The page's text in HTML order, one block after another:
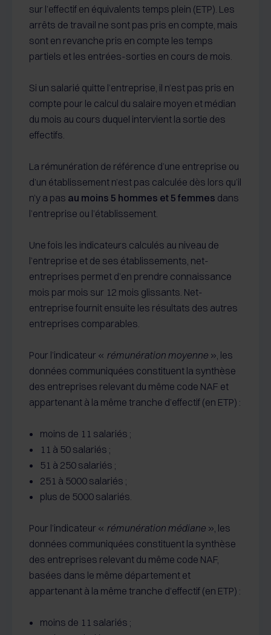
sur l’effectif en équivalents temps plein (ETP). Les
arrêts de travail ne sont pas pris en compte, mais
sont en revanche pris en compte les temps
partiels et les entrées-sorties en cours de mois.
Si un salarié quitte l’entreprise, il n’est pas pris en
compte pour le calcul du salaire moyen et médian
du mois au cours duquel intervient la sortie des
effectifs.
La rémunération de référence d’une entreprise ou
d’un établissement n’est pas calculée dès lors qu’il
n’y a pas au moins 5 hommes et 5 femmes dans
l’entreprise ou l’établissement.
Une fois les indicateurs calculés au niveau de
l’entreprise et de ses établissements, net-
entreprises permet d’en prendre connaissance
mois par mois sur 12 mois glissants. Net-
entreprise fournit ensuite les résultats des autres
entreprises comparables.
Pour l’indicateur « rémunération moyenne », les
données communiquées constituent la synthèse
des entreprises relevant du même code NAF et
appartenant à la même tranche d’effectif (en ETP) :
moins de 11 salariés ;
11 à 50 salariés ;
51 à 250 salariés ;
251 à 5000 salariés ;
plus de 5000 salariés.
Pour l’indicateur « rémunération médiane », les
données communiquées constituent la synthèse
des entreprises relevant du même code NAF,
basées dans le même département et
appartenant à la même tranche d’effectif (en ETP) :
moins de 11 salariés ;